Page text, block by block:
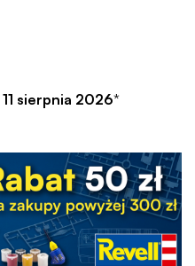
11 sierpnia 2026*